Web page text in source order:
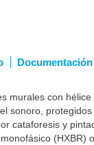
Documentación
murales con hélice
sonoro,
cataforesis y
(HXBR)